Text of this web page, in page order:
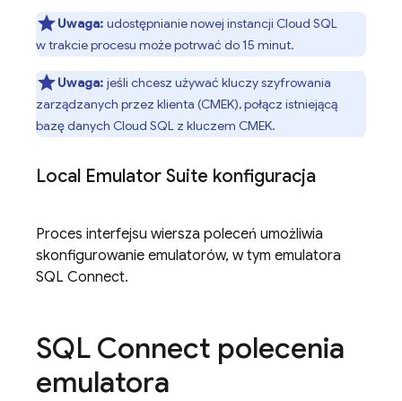
Uwaga: udostępnianie nowej instancji Cloud SQL
w trakcie procesu może potrwać do 15 minut.
Uwaga: jeśli chcesz używać kluczy szyfrowania
zarządzanych przez klienta (CMEK), połącz istniejącą
bazę danych Cloud SQL z kluczem CMEK.
Local Emulator Suite konfiguracja
Proces interfejsu wiersza poleceń umożliwia
skonfigurowanie emulatorów, w tym emulatora
SQL Connect.
SQL Connect polecenia
emulatora